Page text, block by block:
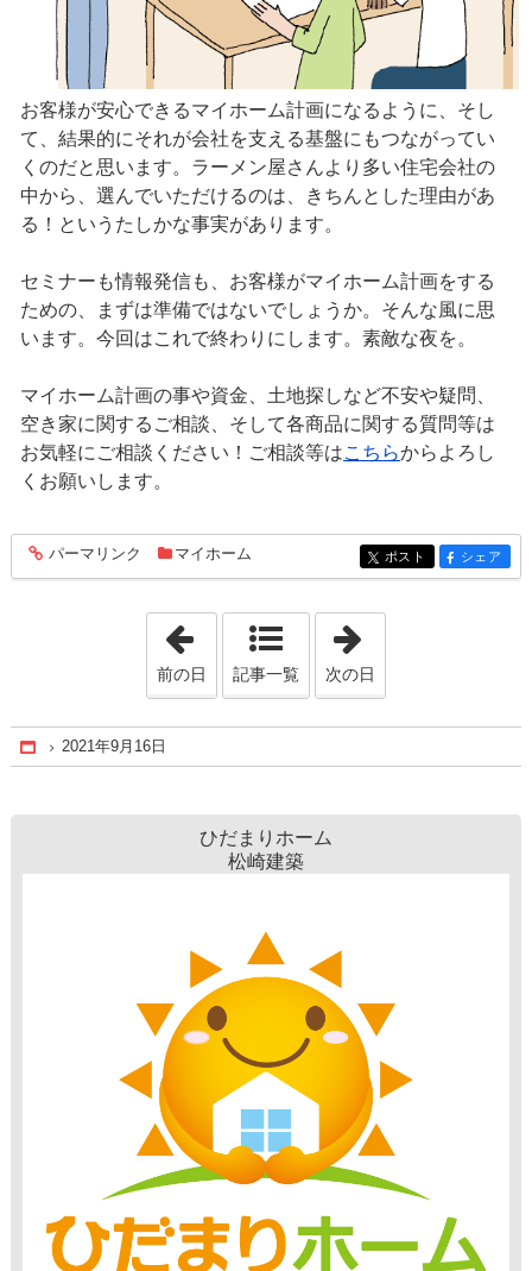
お客様が安心できるマイホーム計画になるように、そし
て、結果的にそれが会社を支える基盤にもつながってい
くのだと思います。ラーメン屋さんより多い住宅会社の
中から、選んでいただけるのは、きちんとした理由があ
る！というたしかな事実があります。
セミナーも情報発信も、お客様がマイホーム計画をする
ための、まずは準備ではないでしょうか。そんな風に思
います。今回はこれで終わりにします。素敵な夜を。
マイホーム計画の事や資金、土地探しなど不安や疑問、
空き家に関するご相談、そして各商品に関する質問等は
お気軽にご相談ください！ご相談等はこちらからよろし
くお願いします。
entry899
パーマリンク マイホーム entry899
ポスト entry899
シェア
「2021年9月15日」
前の日 記事一覧 次の日
Home
2021年9月16日
ひだまりホーム
松崎建築